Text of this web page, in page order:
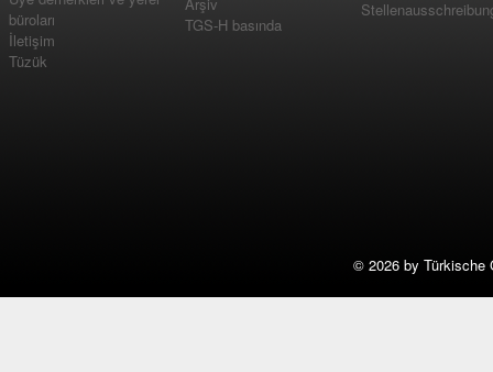
büroları
İletişim
Tüzük
TGS-H basında
© 2026 by Türkische